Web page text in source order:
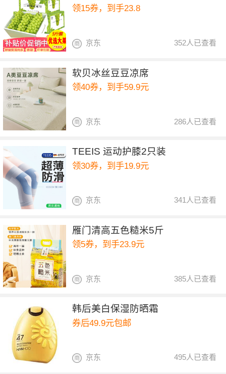
领15券，到手23.8
352人已查看
京东
软贝冰丝豆豆凉席
领40券，到手59.9元
286人已查看
京东
TEEIS 运动护膝2只装
领30券，到手19.9元
341人已查看
京东
雁门清高五色糙米5斤
领5券，到手23.9元
385人已查看
京东
韩后美白保湿防晒霜
券后49.9元包邮
495人已查看
京东